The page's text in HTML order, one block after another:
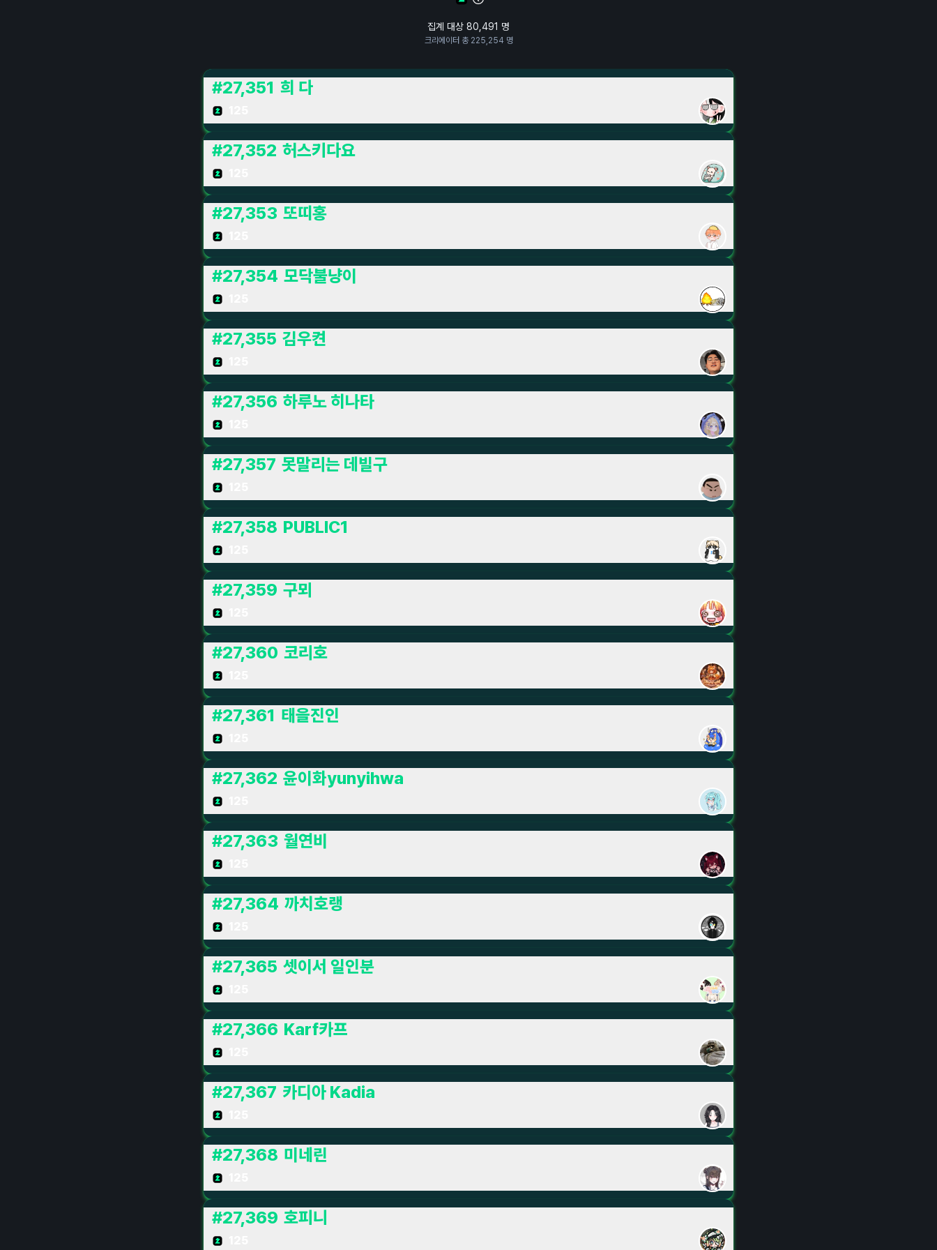
집계 대상 80,491 명
크리에이터 총 225,254 명
#27,351 희 다
#27,352 허스키다요
#27,353 또띠홍
#27,354 모닥불냥이
#27,355 김우켠
#27,356 하루노 히나타
#27,357 못말리는 데빌구
#27,358 PUBLIC1
#27,359 구뫼
#27,360 코리호
#27,361 태을진인
#27,362 윤이화yunyihwa
#27,363 월연비
#27,364 까치호랭
#27,365 셋이서 일인분
#27,366 Karf카프
#27,367 카디아 Kadia
#27,368 미네린
#27,369 호피니